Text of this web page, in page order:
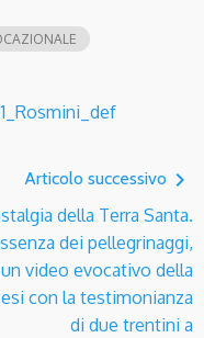
Articolo successivo navigate_next
della Terra Santa.
dei pellegrinaggi,
un video evocativo della
con la testimonianza
di due trentini a